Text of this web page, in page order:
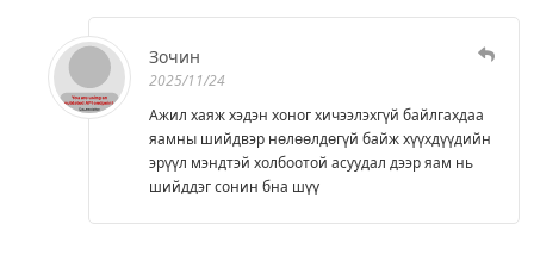
Зочин
2025/11/24
Ажил хаяж хэдэн хоног хичээлэхгүй байлгахдаа
яамны шийдвэр нөлөөлдөгүй байж хүүхдүүдийн
эрүүл мэндтэй холбоотой асуудал дээр яам нь
шийддэг сонин бна шүү